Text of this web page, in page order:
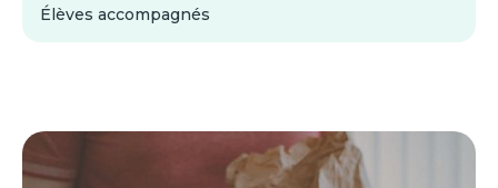
Élèves accompagnés